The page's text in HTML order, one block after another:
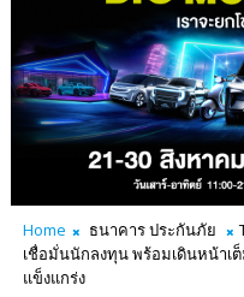
Home ธนาคาร ประกันภัย
เชื่อมั่นนักลงทุน พร้อมเดินหน้า
แข็งแกร่ง